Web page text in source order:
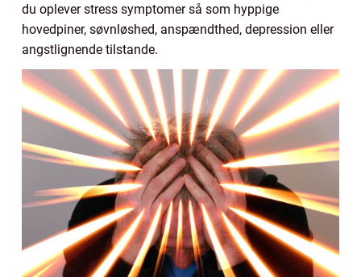
du oplever stress symptomer så som hyppige
hovedpiner, søvnløshed, anspændthed, depression eller
angstlignende tilstande.